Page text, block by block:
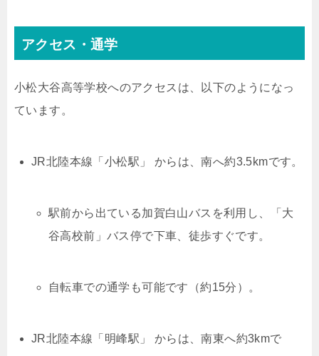
アクセス・通学
小松大谷高等学校へのアクセスは、以下のようになっ
ています。
JR北陸本線「小松駅」 からは、南へ約3.5kmです。
駅前から出ている加賀白山バスを利用し、「大
谷高校前」バス停で下車、徒歩すぐです。
自転車での通学も可能です（約15分）。
JR北陸本線「明峰駅」 からは、南東へ約3kmで